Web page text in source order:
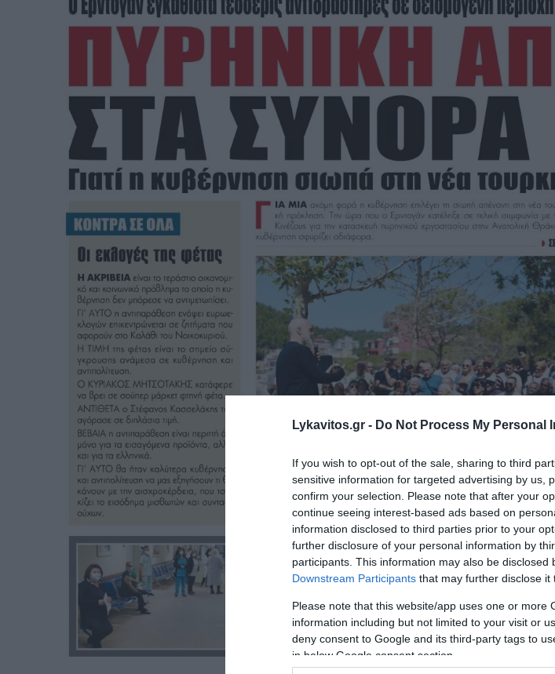
Lykavitos.gr - Do Not Process My Personal
If you wish to opt-out of the sale, sharing to third
sensitive information for targeted advertising by us,
confirm your selection. Please note that after your
continue seeing interest-based ads based on
information disclosed to third parties prior to your
further disclosure of your personal information by
participants. This information may also be disclosed
Downstream Participants that may further disclose it
Please note that this website/app uses one or more
information including but not limited to your visit or
deny consent to Google and its third-party tags to
in below Google consent section.